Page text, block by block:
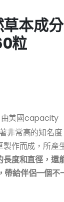
本成
粒
美國capacity
非常高的知名度
作而成，所產
長度和直徑，還
帶給伴侶一個不